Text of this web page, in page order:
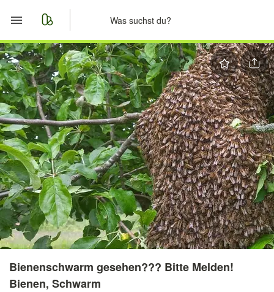
Start
Merkliste
Nachrichten
Anzeige aufgeben
Bienenschwarm gesehen??? Bitte Melden!
Bienen, Schwarm